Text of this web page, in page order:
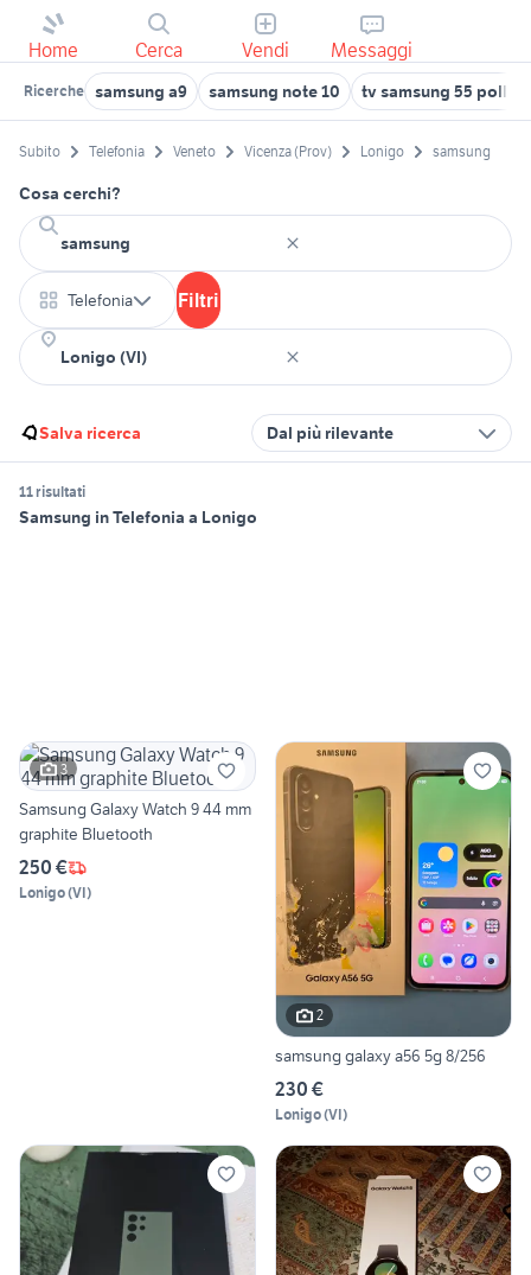
Home Cerca Vendi Messaggi
Ricerche samsung a9 samsung note 10 tv samsung 55 pollici
Subito Telefonia Veneto Vicenza (Prov) Lonigo samsung
Cosa cerchi?
Telefonia Filtri
Salva ricerca Dal più rilevante
11 risultati
Samsung in Telefonia a Lonigo
3
Samsung Galaxy Watch 9 44 mm
graphite Bluetooth
250 €
Lonigo(VI)
2
samsung galaxy a56 5g 8/256
230 €
Lonigo(VI)